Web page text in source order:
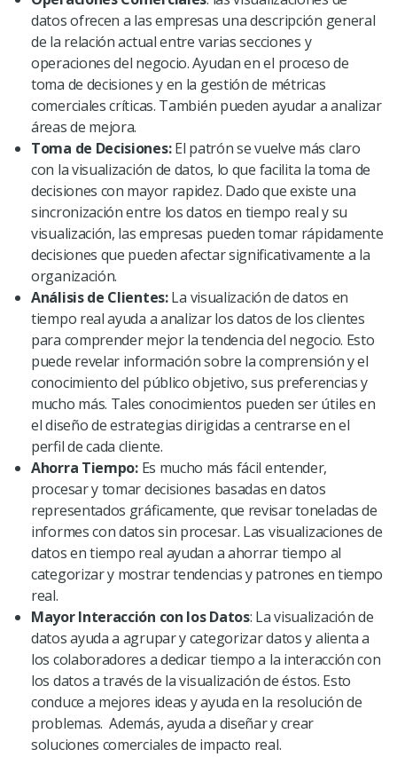
datos ofrecen a las empresas una descripción general
de la relación actual entre varias secciones y
operaciones del negocio. Ayudan en el proceso de
toma de decisiones y en la gestión de métricas
comerciales críticas. También pueden ayudar a analizar
áreas de mejora.
Toma de Decisiones:El patrón se vuelve más claro
con la visualización de datos, lo que facilita la toma de
decisiones con mayor rapidez. Dado que existe una
sincronización entre los datos en tiempo real y su
visualización, las empresas pueden tomar rápidamente
decisiones que pueden afectar significativamente a la
organización.
Análisis de Clientes:La visualización de datos en
tiempo real ayuda a analizar los datos de los clientes
para comprender mejor la tendencia del negocio. Esto
puede revelar información sobre la comprensión y el
conocimiento del público objetivo, sus preferencias y
mucho más. Tales conocimientos pueden ser útiles en
el diseño de estrategias dirigidas a centrarse en el
perfil de cada cliente.
Ahorra Tiempo:Es mucho más fácil entender,
procesar y tomar decisiones basadas en datos
representados gráficamente, que revisar toneladas de
informes con datos sin procesar. Las visualizaciones de
datos en tiempo real ayudan a ahorrar tiempo al
categorizar y mostrar tendencias y patrones en tiempo
real.
Mayor Interacción con los Datos: La visualización de
datos ayuda a agrupar y categorizar datos y alienta a
los colaboradores a dedicar tiempo a la interacción con
los datos a través de la visualización de éstos. Esto
conduce a mejores ideas y ayuda en la resolución de
problemas. Además, ayuda a diseñar y crear
soluciones comerciales de impacto real.